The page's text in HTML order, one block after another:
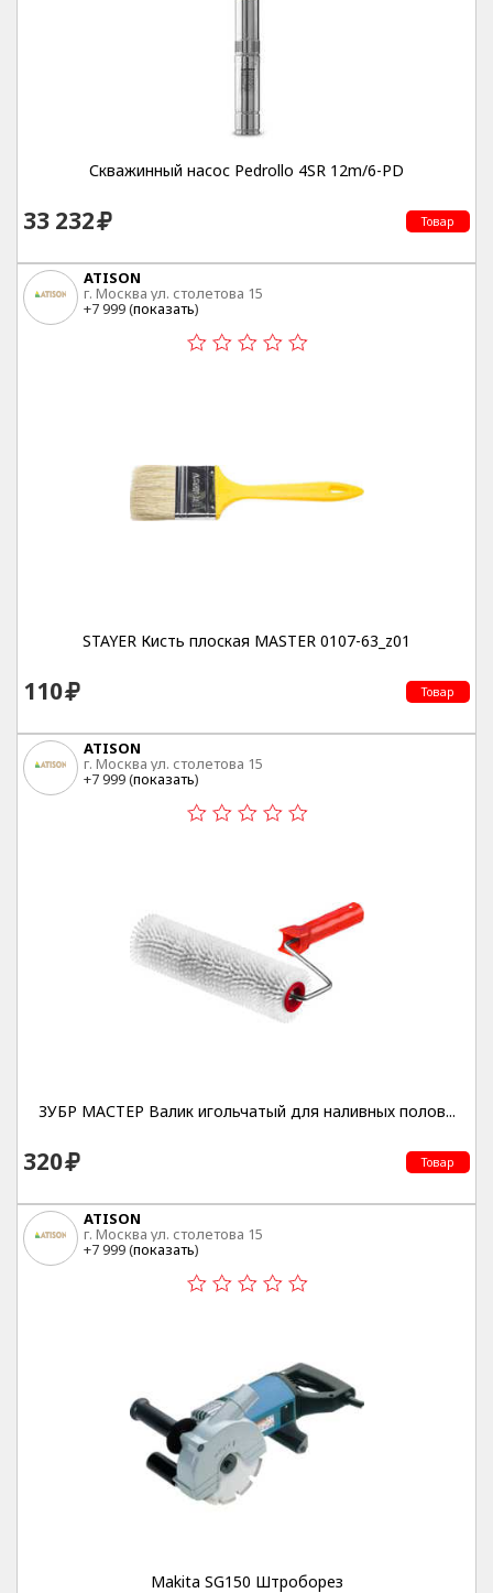
Скважинный насос Pedrollo 4SR 12m/6-PD
33 232 Товар
ATISON
г. Москва ул. столетова 15
+7 999 (показать)
STAYER Кисть плоская MASTER 0107-63_z01
110 Товар
ATISON
г. Москва ул. столетова 15
+7 999 (показать)
ЗУБР МАСТЕР Валик игольчатый для наливных полов...
320 Товар
ATISON
г. Москва ул. столетова 15
+7 999 (показать)
Makita SG150 Штроборез